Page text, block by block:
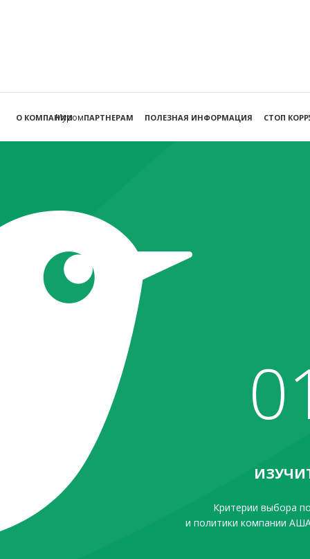
Муром
О КОМПАНИИ ПАРТНЕРАМ ПОЛЕЗНАЯ ИНФОРМАЦИЯ СТОП
Критерии выбора
и политики компании